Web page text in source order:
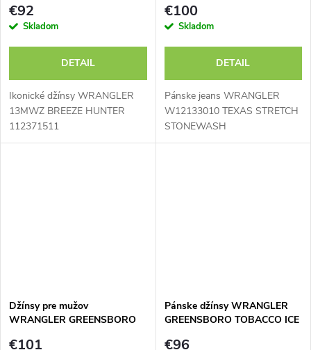
€92
Skladom
DETAIL
Ikonické džínsy WRANGLER
13MWZ BREEZE HUNTER
112371511
€100
Skladom
DETAIL
Pánske jeans WRANGLER
W12133010 TEXAS STRETCH
STONEWASH
Džínsy pre mužov
WRANGLER GREENSBORO
112378852
€101
Pánske džínsy WRANGLER
GREENSBORO TOBACCO ICE
€96